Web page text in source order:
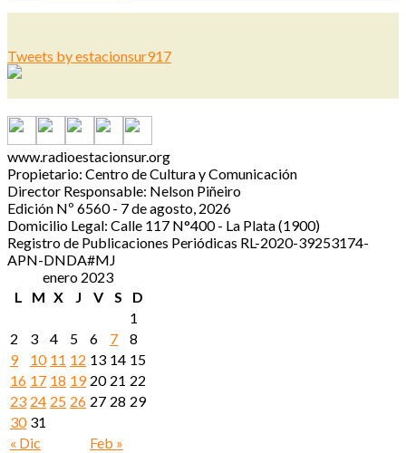
Tweets by estacionsur917
www.radioestacionsur.org
Propietario: Centro de Cultura y Comunicación
Director Responsable: Nelson Piñeiro
Edición Nº 6560 - 7 de agosto, 2026
Domicilio Legal: Calle 117 N°400 - La Plata (1900)
Registro de Publicaciones Periódicas RL-2020-39253174-
APN-DNDA#MJ
enero 2023
L
M X J V S D
« Dic Feb »
1
2
3 4 5 6 7
8
9
10 11 12 13 14 15
16 17 18 19 20 21 22
23 24 25 26 27 28 29
30 31